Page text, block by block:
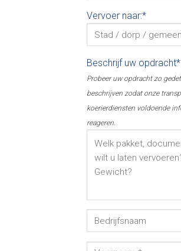
Vervoer naar:*
Beschrijf uw opdracht*
Probeer uw opdracht zo
beschrijven zodat onze
koerierdiensten voldoende
reageren.